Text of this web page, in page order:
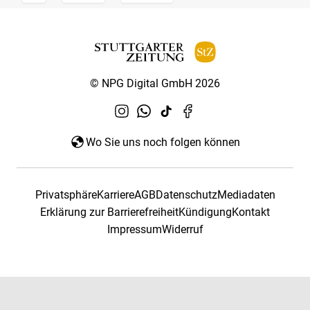
© NPG Digital GmbH 2026
Wo Sie uns noch folgen können
PrivatsphäreKarriereAGBDatenschutzMediadaten
Erklärung zur BarrierefreiheitKündigungKontakt
ImpressumWiderruf